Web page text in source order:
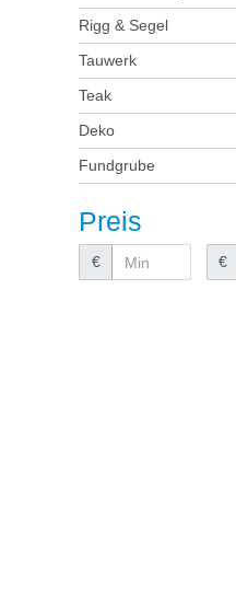
Rigg & Segel
Tauwerk
Teak
Deko
Fundgrube
Preis
€ €